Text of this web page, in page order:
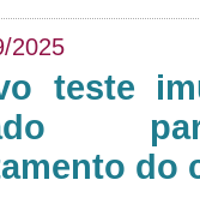
2025
teste
do